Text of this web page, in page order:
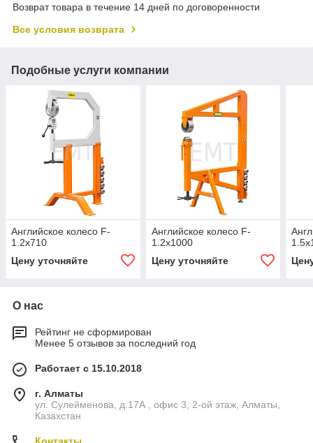
Возврат товара в течение 14 дней по договоренности
Все условия возврата
Подобные услуги компании
Английское колесо F-
1.2х710
Цену уточняйте
Английское колесо F-
1.2х1000
Цену уточняйте
О нас
Рейтинг не сформирован
Менее 5 отзывов за последний год
Работает с 15.10.2018
г. Алматы
ул. Сулейменова, д.17А , офис 3, 2-ой этаж, Алматы,
Казахстан